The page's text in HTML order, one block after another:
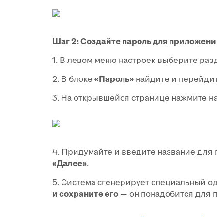
Шаг 2: Создайте пароль для
1. В левом меню настроек выберите
2. В блоке «Пароль» найдите и
3. На открывшейся странице нажмите
4. Придумайте и введите название
«Далее».
5. Система сгенерирует специальный
и сохраните его — он понадобится для